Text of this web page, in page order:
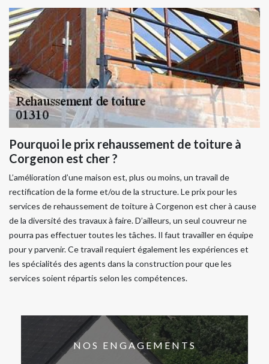
Pourquoi le prix rehaussement de toiture à
Corgenon est cher ?
L’amélioration d’une maison est, plus ou moins, un travail de
rectification de la forme et/ou de la structure. Le prix pour les
services de rehaussement de toiture à Corgenon est cher à cause
de la diversité des travaux à faire. D’ailleurs, un seul couvreur ne
pourra pas effectuer toutes les tâches. Il faut travailler en équipe
pour y parvenir. Ce travail requiert également les expériences et
les spécialités des agents dans la construction pour que les
services soient répartis selon les compétences.
NOS ENGAGEMENTS